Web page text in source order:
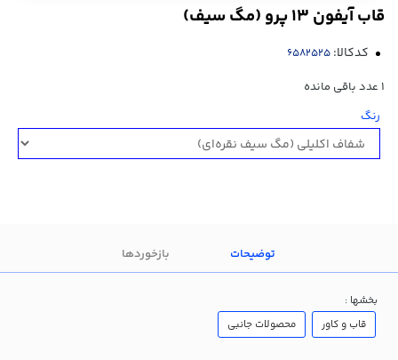
قاب آيفون 13 پرو (مگ سیف)
کدکالا:
1 عدد باقی مانده
رنگ
توضیحات بازخوردها
بخشها :
قاب و کاور
محصولات جانبی